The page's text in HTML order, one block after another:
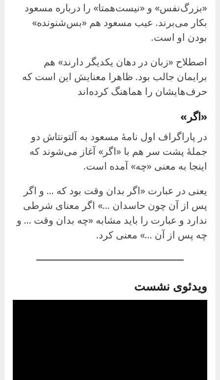
«بزرگ‌نفس» و «نیست‌همتا» را درباره مسعود
بکار می‌برند. عیب مسعود هم «بس‌شنونده»
بودن او است.
اصطلاح «زبان در دهان یکدیگر دارند» هم
برایمان جالب بود. ظاهرا معنایش این است که
حرف‌هایشان را هماهنگ کرده‌اند
«اگر»
در پاراگراف اول نامهٔ مسعود به آلتونتاش دو
جملهٔ پشت سر هم با «اگر» آغاز می‌شوند که
اینجا به معنی «چه» آمده است.
یعنی در عبارت «اگر بدان وقت بود که … و اگر
پس از آن چون حاسدان …» اگر معنای شرطی
ندارد و عبارت را باید مشابه «چه بدان وقت … و
چه پس از آن …» معنی کرد.
ویدئوی نشست